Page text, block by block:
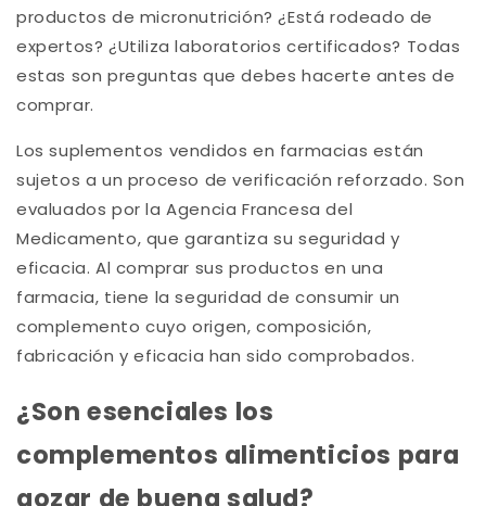
productos de micronutrición? ¿Está rodeado de
expertos? ¿Utiliza laboratorios certificados? Todas
estas son preguntas que debes hacerte antes de
comprar.
Los suplementos vendidos en farmacias están
sujetos a un proceso de verificación reforzado. Son
evaluados por la Agencia Francesa del
Medicamento, que garantiza su seguridad y
eficacia. Al comprar sus productos en una
farmacia, tiene la seguridad de consumir un
complemento cuyo origen, composición,
fabricación y eficacia han sido comprobados.
¿Son esenciales los
complementos alimenticios para
gozar de buena salud?